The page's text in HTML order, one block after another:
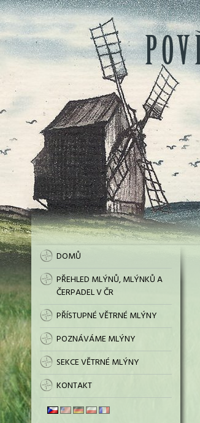
DOMŮ
PŘEHLED MLÝNŮ, MLÝNKŮ A
ČERPADEL V ČR
PŘÍSTUPNÉ VĚTRNÉ MLÝNY
POZNÁVÁME MLÝNY
SEKCE VĚTRNÉ MLÝNY
KONTAKT